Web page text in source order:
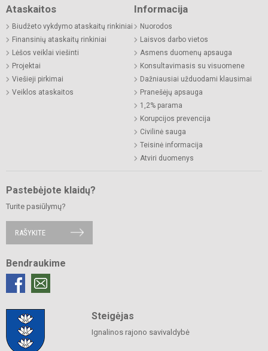
Ataskaitos
Biudžeto vykdymo ataskaitų rinkiniai
Finansinių ataskaitų rinkiniai
Lėšos veiklai viešinti
Projektai
Viešieji pirkimai
Veiklos ataskaitos
Informacija
Nuorodos
Laisvos darbo vietos
Asmens duomenų apsauga
Konsultavimasis su visuomene
Dažniausiai užduodami klausimai
Pranešėjų apsauga
1,2% parama
Korupcijos prevencija
Civilinė sauga
Teisinė informacija
Atviri duomenys
Pastebėjote klaidų?
Turite pasiūlymų?
RAŠYKITE
Bendraukime
Steigėjas
Ignalinos rajono savivaldybė